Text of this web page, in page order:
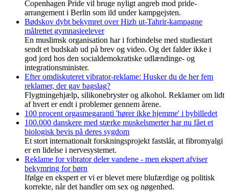
Copenhagen Pride vil bruge nyligt angreb mod pride-
arrangement i Berlin som ild under kampgejsten.
Bødskov dybt bekymret over Hizb ut-Tahrir-kampagne
målrettet gymnasieelever
En muslimsk organisation har i forbindelse med studiestart
sendt et budskab ud på brev og video. Og det falder ikke i
god jord hos den socialdemokratiske udlændinge- og
integrationsminister.
Efter omdiskuteret vibrator-reklame: Husker du de her fem
reklamer, der gav bagslag?
Flygtningehjælp, silikonebryster og alkohol. Reklamer om lidt
af hvert er endt i problemer gennem årene.
100 procent orgasmegaranti 'hører ikke hjemme' i bybilledet
100.000 danskere med stærke muskelsmerter har nu fået et
biologisk bevis på deres sygdom
Et stort internationalt forskningsprojekt fastslår, at fibromyalgi
er en lidelse i nervesystemet.
Reklame for vibrator deler vandene - men ekspert afviser
bekymring for børn
Ifølge en ekspert er vi er blevet mere blufærdige og politisk
korrekte, når det handler om sex og nøgenhed.